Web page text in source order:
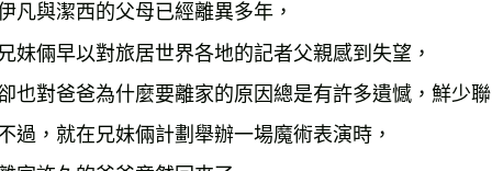
與潔西的父母已經離異多年，
倆早以對旅居世界各地的記者父親感到失望，
對爸爸為什麼要離家的原因總是有許多遺憾，鮮少
，就在兄妹倆計劃舉辦一場魔術表演時，